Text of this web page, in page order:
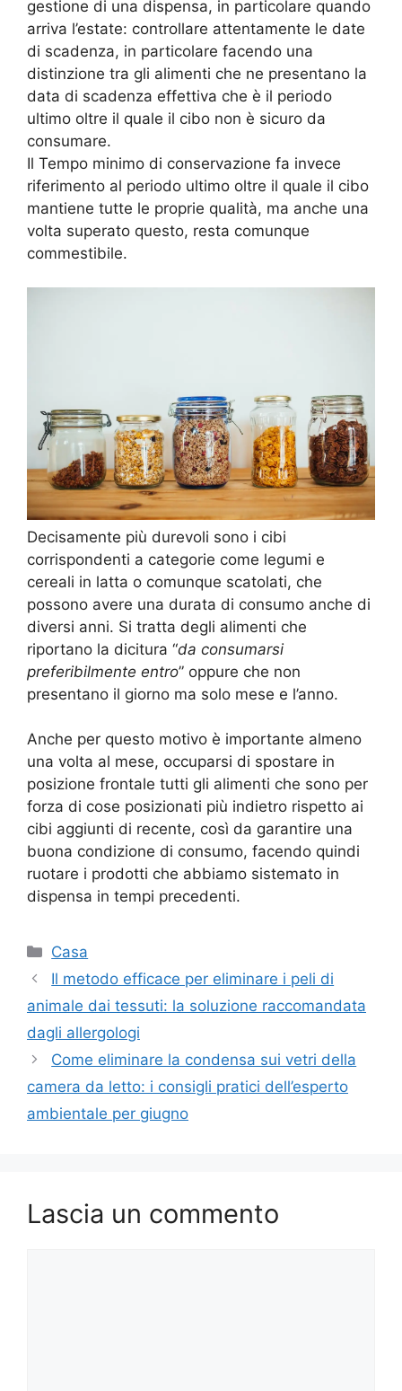
gestione di una dispensa, in particolare quando
arriva l’estate: controllare attentamente le date
di scadenza, in particolare facendo una
distinzione tra gli alimenti che ne presentano la
data di scadenza effettiva che è il periodo
ultimo oltre il quale il cibo non è sicuro da
consumare.
Il Tempo minimo di conservazione fa invece
riferimento al periodo ultimo oltre il quale il cibo
mantiene tutte le proprie qualità, ma anche una
volta superato questo, resta comunque
commestibile.
Decisamente più durevoli sono i cibi
corrispondenti a categorie come legumi e
cereali in latta o comunque scatolati, che
possono avere una durata di consumo anche di
diversi anni. Si tratta degli alimenti che
riportano la dicitura “da consumarsi
preferibilmente entro” oppure che non
presentano il giorno ma solo mese e l’anno.
Anche per questo motivo è importante almeno
una volta al mese, occuparsi di spostare in
posizione frontale tutti gli alimenti che sono per
forza di cose posizionati più indietro rispetto ai
cibi aggiunti di recente, così da garantire una
buona condizione di consumo, facendo quindi
ruotare i prodotti che abbiamo sistemato in
dispensa in tempi precedenti.
Categorie
Casa
Il metodo efficace per eliminare i peli di
animale dai tessuti: la soluzione raccomandata
dagli allergologi
Come eliminare la condensa sui vetri della
camera da letto: i consigli pratici dell’esperto
ambientale per giugno
Lascia un commento